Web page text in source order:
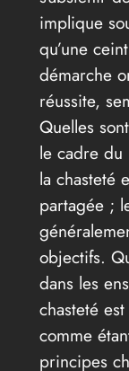
implique
qu’une
démarche
réussite,
Quelles
le cadre
la chasteté
partagée ;
objectifs.
dans les
chasteté
comme
principes